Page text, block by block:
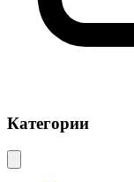
Категории